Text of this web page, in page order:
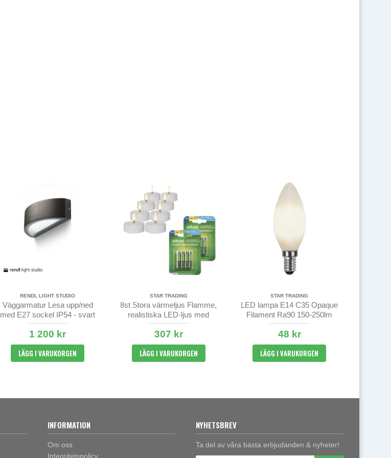
RENDL LIGHT STUDIO
Väggarmatur Lesa upp/ned
med E27 sockel IP54 - svart
1 200 kr
LÄGG I VARUKORGEN
STAR TRADING
8st Stora värmeljus Flamme,
realistiska LED-ljus med
timer med batterier
307 kr
LÄGG I VARUKORGEN
STAR TRADING
LED lampa E14 C35 Opaque
Filament Ra90 150-250lm
2700K
48 kr
LÄGG I VARUKORGEN
INFORMATION
Om oss
Integritetspolicy
NYHETSBREV
Ta del av våra bästa erbjudanden & nyheter!